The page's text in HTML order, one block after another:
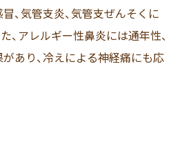
、気管支炎、気管支ぜんそくに
、アレルギー性鼻炎には通年性、
あり、冷えによる神経痛にも応